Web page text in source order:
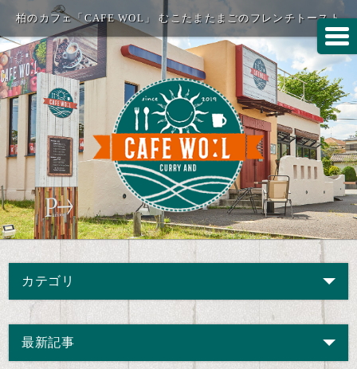
柏のカフェ「CAFE WOL」 むこたまたまごのフレンチトースト
カテゴリ
最新記事